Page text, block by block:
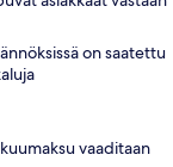
on saatettu
vaaditaan